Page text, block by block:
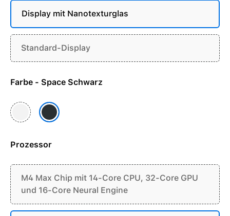
Display mit Nanotexturglas
Standard-Display
Farbe - Space Schwarz
Silber Space Schwarz
Prozessor
M4 Max Chip mit 14-Core CPU, 32-Core GPU
und 16-Core Neural Engine